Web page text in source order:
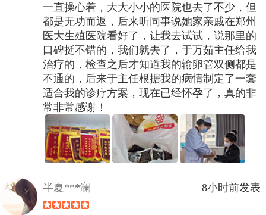
一直操心着，大大小小的医院也去了不少，但
都是无功而返，后来听同事说她家亲戚在郑州
医大生殖医院看好了，让我去试试，说那里的
口碑挺不错的，我们就去了，于万茹主任给我
治疗的，检查之后才知道我的输卵管双侧都是
不通的，后来于主任根据我的病情制定了一套
适合我的诊疗方案，现在已经怀孕了，真的非
常非常感谢！
半夏***澜 8小时前发表